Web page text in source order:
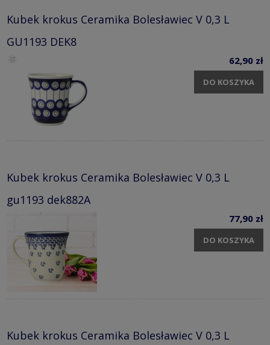
Kubek krokus Ceramika Bolesławiec V 0,3 L
GU1193 DEK8
62,90 zł
DO KOSZYKA
Kubek krokus Ceramika Bolesławiec V 0,3 L
gu1193 dek882A
77,90 zł
DO KOSZYKA
Kubek krokus Ceramika Bolesławiec V 0,3 L